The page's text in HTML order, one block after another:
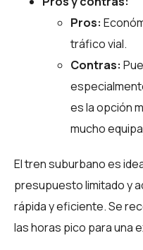
Pros:
tráfico vial.
Contras:
es la opción
mucho
El tren suburbano es
presupuesto limitado y
rápida y eficiente. Se
las horas pico para una